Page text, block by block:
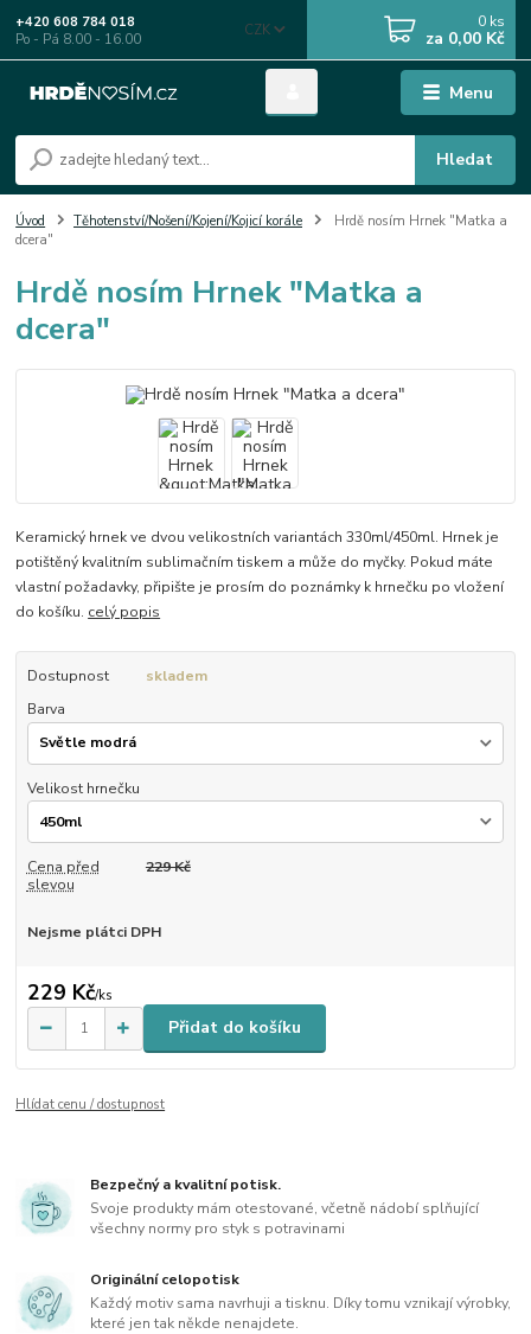
Menu
CZK
Hledat
+420 608 784 018
Po - Pá 8.00 - 16.00
0 ks
za 0,00 Kč
Úvod Těhotenství/Nošení/Kojení/Kojicí korále
Hrdě nosím Hrnek "Matka a
dcera"
Hrdě nosím Hrnek "Matka a
dcera"
Keramický hrnek ve dvou velikostních variantách 330ml/450ml. Hrnek je
potištěný kvalitním sublimačním tiskem a může do myčky. Pokud máte
vlastní požadavky, připište je prosím do poznámky k hrnečku po vložení
do košíku. celý popis
Dostupnost
skladem
Barva
Velikost hrnečku
Cena před
slevou
229 Kč
Nejsme plátci DPH
229 Kč/ks
Přidat do košíku
Hlídat cenu / dostupnost
Bezpečný a kvalitní potisk.
Svoje produkty mám otestované, včetně nádobí splňující
všechny normy pro styk s potravinami
Originální celopotisk
Každý motiv sama navrhuji a tisknu. Díky tomu vznikají výrobky,
které jen tak někde nenajdete.